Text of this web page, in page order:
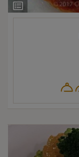
Ingrediëntenlijst